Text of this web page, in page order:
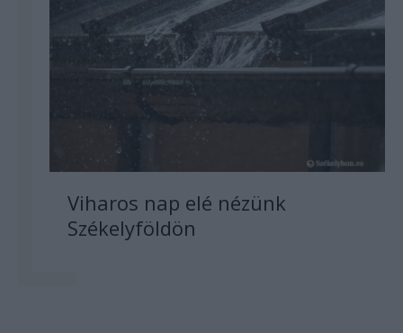
Viharos nap elé nézünk
Székelyföldön